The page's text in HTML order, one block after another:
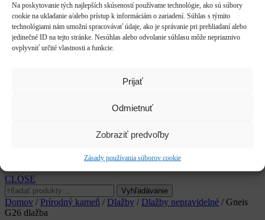
Na poskytovanie tých najlepších skúseností používame technológie, ako sú súbory
cookie na ukladanie a/alebo prístup k informáciám o zariadení. Súhlas s týmito
technológiami nám umožní spracovávať údaje, ako je správanie pri prehliadaní alebo
jedinečné ID na tejto stránke. Nesúhlas alebo odvolanie súhlasu môže nepriaznivo
ovplyvniť určité vlastnosti a funkcie.
Prijať
Odmietnuť
Zobraziť predvoľby
Zásady používania súborov cookie
Vyvýšené záhony
Studne / fontány
Reliéfy
Rôzne
Sochy
Tienidlá & Svietidlá
CLOSE
Hľadať:
Vyhľadávanie
Domov / Prírodný kameň / Dlažby / Dlažby nepravidelné / Gneis
G26 dlažba